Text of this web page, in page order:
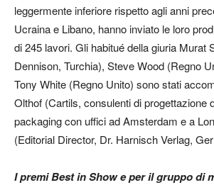
leggermente inferiore rispetto agli anni
Ucraina e Libano, hanno inviato le loro
di 245 lavori. Gli habitué della giuria Murat
Dennison, Turchia), Steve Wood (Regno
Tony White (Regno Unito) sono stati
Olthof (Cartils, consulenti di progettazione
packaging con uffici ad Amsterdam e a
(Editorial Director, Dr. Harnisch Verlag,
I premi Best in Show e per il gruppo di